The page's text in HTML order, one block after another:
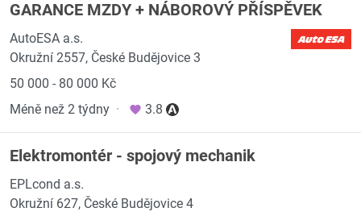
GARANCE MZDY + NÁBOROVÝ PŘÍSPĚVEK
AutoESA a.s.
Okružní 2557, České Budějovice 3
50 000 - 80 000 Kč
Méně než 2 týdny · 3.8
Elektromontér - spojový mechanik
EPLcond a.s.
Okružní 627, České Budějovice 4